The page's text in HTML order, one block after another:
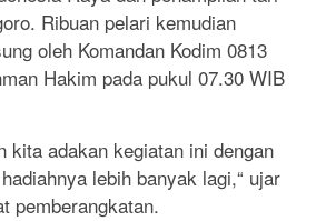
Ribuan pelari kemudian
oleh Komandan Kodim 0813
Hakim pada pukul 07.30 WIB
kita adakan kegiatan ini dengan
lebih banyak lagi,“ ujar
pemberangkatan.